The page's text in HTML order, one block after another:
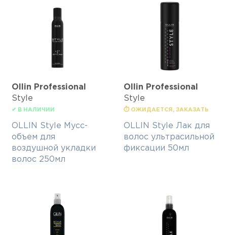
Ollin Professional
Style
✔ В НАЛИЧИИ
OLLIN Style Мусс-
объем для
воздушной укладки
волос 250мл
Ollin Professional
Style
⏱ ОЖИДАЕТСЯ, ЗАКАЗАТЬ
OLLIN Style Лак для
волос ультрасильной
фиксации 50мл